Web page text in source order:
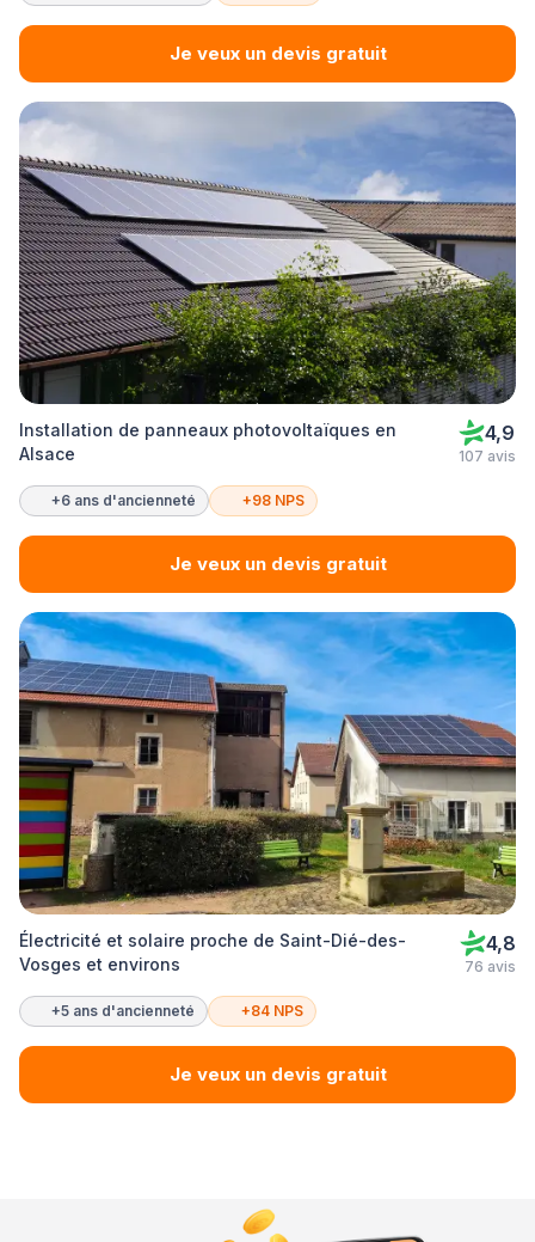
Je veux un devis gratuit
Installation de panneaux photovoltaïques en
Alsace
4,9
107 avis
+6 ans d'ancienneté +98 NPS
Je veux un devis gratuit
Électricité et solaire proche de Saint-Dié-des-
Vosges et environs
4,8
76 avis
+5 ans d'ancienneté +84 NPS
Je veux un devis gratuit